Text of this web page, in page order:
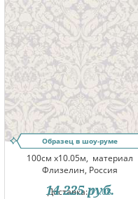
Образец в шоу-руме
100см x10.05м, материал
Флизелин, Россия
Доставка:11.08
14 225 руб.